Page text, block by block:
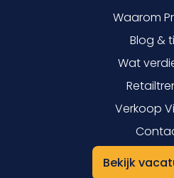
Waarom
Blog &
Wat
Verkoop
Bekijk